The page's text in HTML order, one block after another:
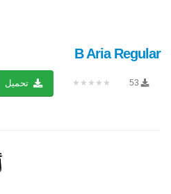
B Aria Regular
53
★★★★★ تحميل